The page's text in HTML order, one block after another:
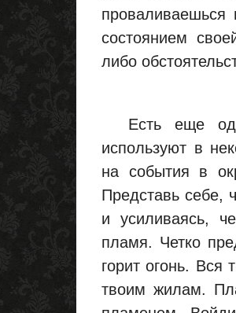
проваливаешься
состоянием
либо
Есть еще
используют в
на события в
Представь себе,
и усиливаясь,
пламя. Четко
горит огонь. Вся
твоим жилам.